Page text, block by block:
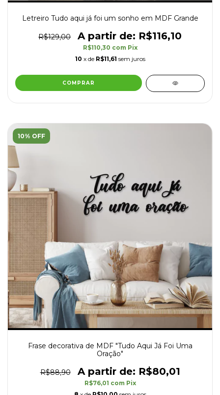
Letreiro Tudo aqui já foi um sonho em MDF Grande
R$129,00 R$116,10
R$110,30 com Pix
10 x de R$11,61 sem juros
10% OFF
Frase decorativa de MDF "Tudo Aqui Já Foi Uma
Oração"
R$88,90 R$80,01
R$76,01 com Pix